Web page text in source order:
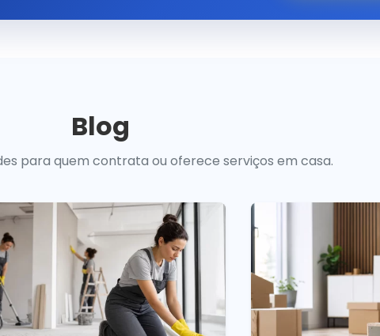
Blog
para quem contrata ou oferece serviços em casa.